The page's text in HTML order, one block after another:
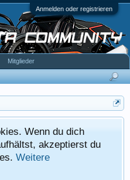
Anmelden oder registrieren
Wenn du dich
akzeptierst du
Weitere
Mitglieder